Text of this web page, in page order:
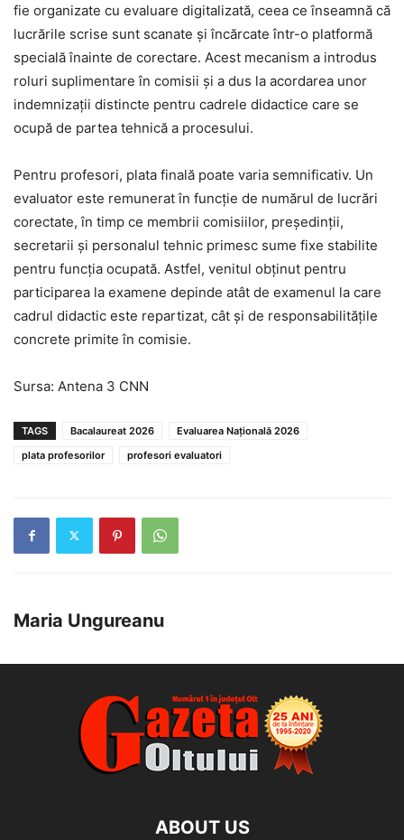
fie organizate cu evaluare digitalizată, ceea ce înseamnă că
lucrările scrise sunt scanate și încărcate într-o platformă
specială înainte de corectare. Acest mecanism a introdus
roluri suplimentare în comisii și a dus la acordarea unor
indemnizații distincte pentru cadrele didactice care se
ocupă de partea tehnică a procesului.
Pentru profesori, plata finală poate varia semnificativ. Un
evaluator este remunerat în funcție de numărul de lucrări
corectate, în timp ce membrii comisiilor, președinții,
secretarii și personalul tehnic primesc sume fixe stabilite
pentru funcția ocupată. Astfel, venitul obținut pentru
participarea la examene depinde atât de examenul la care
cadrul didactic este repartizat, cât și de responsabilitățile
concrete primite în comisie.
Sursa: Antena 3 CNN
TAGS Bacalaureat 2026
Evaluarea Națională 2026
plata profesorilor
profesori evaluatori
Maria Ungureanu
ABOUT US